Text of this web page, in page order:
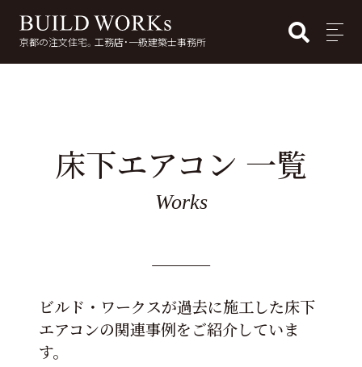
京都の注文住宅。工務店・一級建築士事務所 MENU
床下エアコン 一覧
Works
ビルド・ワークスが過去に施工した床下
エアコンの関連事例をご紹介していま
す。